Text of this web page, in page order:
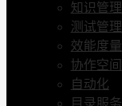
知识管理
测试管理
效能度量
协作空间
自动化